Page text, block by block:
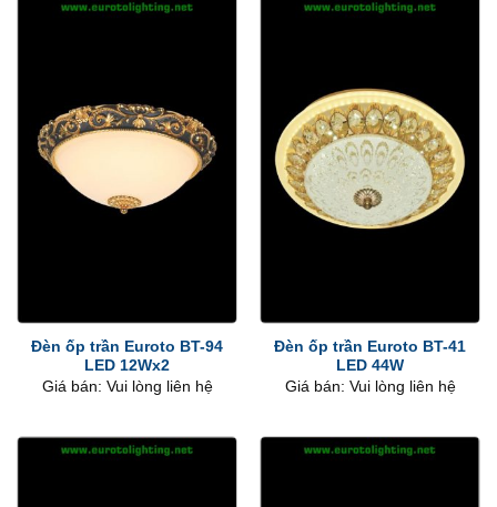
Đèn ốp trần Euroto BT-94
LED 12Wx2
Giá bán: Vui lòng liên hệ
Đèn ốp trần Euroto BT-41
LED 44W
Giá bán: Vui lòng liên hệ